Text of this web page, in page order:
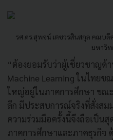
รศ.ดร.สุพจน์ เตชวรสินสกุล คณบ
มหาวิท
“ต้องยอมรับว่าผู้เชี่ยวชาญด้
Machine Learning ในไทยข
ใหญ่อยู่ในภาคการศึกษา ขณ
ลึก มีประสบการณ์จริงที่สั่งส
ความร่วมมือครั้งนี้จึงถือเป็น
ภาคการศึกษาและภาคธุรกิจ